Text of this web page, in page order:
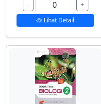
-
+
Lihat Detail